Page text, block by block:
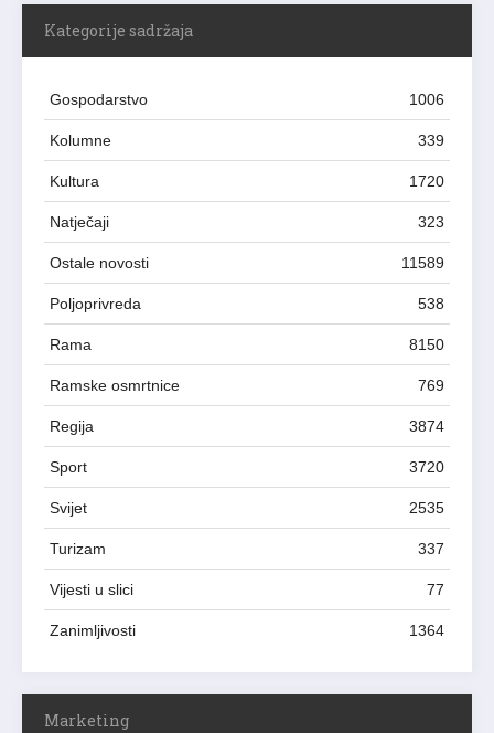
Kategorije sadržaja
Gospodarstvo 1006
Kolumne 339
Kultura 1720
Natječaji 323
Ostale novosti 11589
Poljoprivreda 538
Rama 8150
Ramske osmrtnice 769
Regija 3874
Sport 3720
Svijet 2535
Turizam 337
Vijesti u slici 77
Zanimljivosti 1364
Marketing